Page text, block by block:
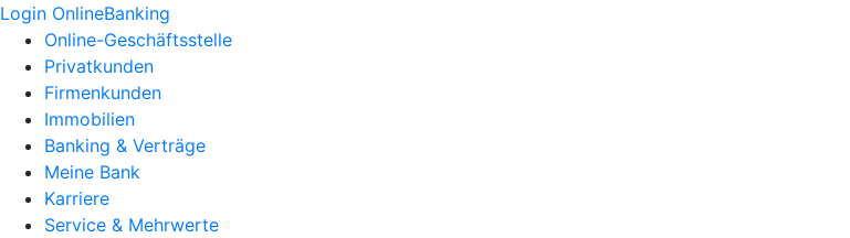
Login OnlineBanking
Online-Geschäftsstelle
Privatkunden
Firmenkunden
Immobilien
Banking & Verträge
Meine Bank
Karriere
Service & Mehrwerte